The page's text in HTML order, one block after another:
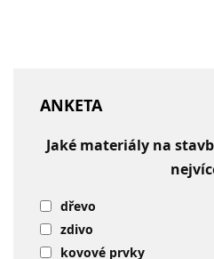
ANKETA
Jaké materiály na
dřevo
zdivo
kovové prvky